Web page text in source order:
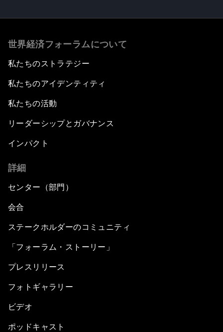
世界経済フォーラムについて
私たちのストラテジー
私たちのアイデンティティ
私たちの活動
リーダーシップとガバナンス
インパクト
詳細
センター（部門）
会合
ステークホルダーのコミュニティ
「フォーラム・ストーリー」
プレスリリース
フォトギャラリー
ビデオ
ポッドキャスト